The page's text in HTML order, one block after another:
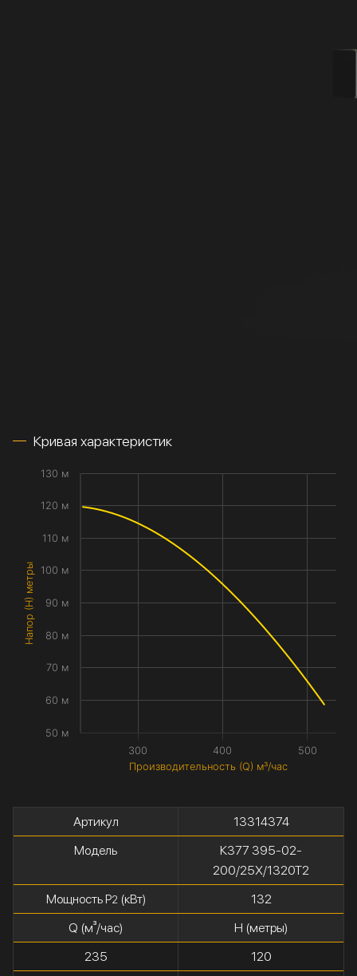
Кривая характеристик
Производительность (Q) м³/час
Напор (H) метры
300 400 500
50 м
60 м
70 м
80 м
90 м
100 м
110 м
120 м
130 м
Артикул
13314374
Модель
К377 395-02-
200/25Х/1320Т2
Мощность P2(кВт)
132
Q (м³/час)
H (метры)
235
120